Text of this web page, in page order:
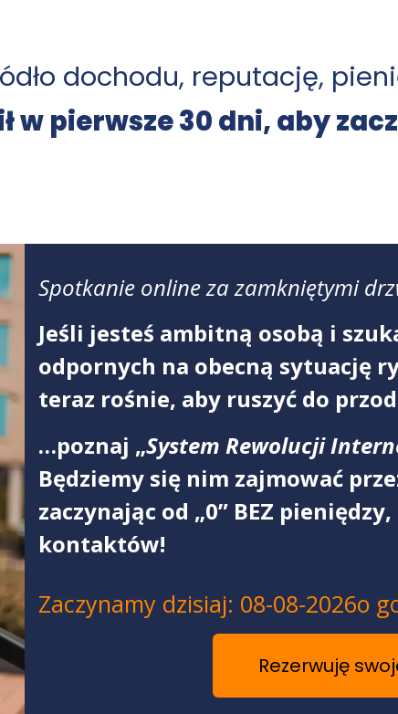
dochodu, reputację,
w pierwsze 30 dni, aby
Spotkanie online za zamkniętymi
Jeśli jesteś ambitną osobą i
odpornych na obecną sytuację
teraz rośnie, aby ruszyć do
…poznaj „System Rewolucji
Będziemy się nim zajmować
zaczynając od „0” BEZ
kontaktów!
Zaczynamy dzisiaj: 08-08-2026o
Rezerwuję